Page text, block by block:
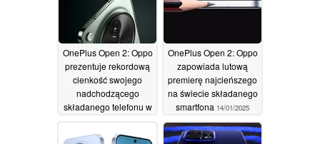
OnePlus Open 2: Oppo
prezentuje rekordową
cienkość swojego
nadchodzącego
składanego telefonu w
OnePlus Open 2: Oppo
zapowiada lutową
premierę najcieńszego
na świecie składanego
smartfona 14/01/2025